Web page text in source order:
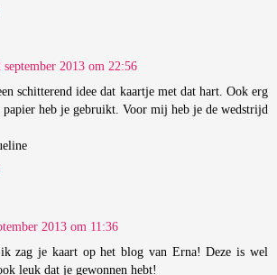
september 2013 om 22:56
schitterend idee dat kaartje met dat hart. Ook erg
heb je gebruikt. Voor mij heb je de wedstrijd
2013 om 11:36
zag je kaart op het blog van Erna! Deze is wel
leuk dat je gewonnen hebt!